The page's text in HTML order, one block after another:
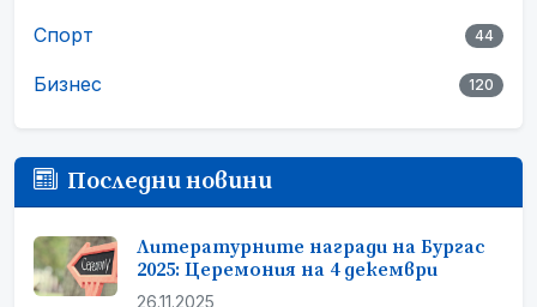
Спорт 44
Бизнес 120
Последни новини
Литературните награди на Бургас
2025: Церемония на 4 декември
26.11.2025